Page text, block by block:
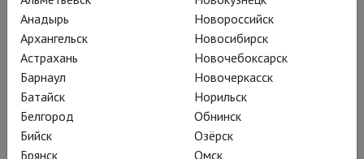
Анадырь
Архангельск
Астрахань
Барнаул
Батайск
Белгород
Бийск
Брянск
Новороссийск
Новосибирск
Новочебоксарск
Новочеркасск
Норильск
Обнинск
Озёрск
Омск